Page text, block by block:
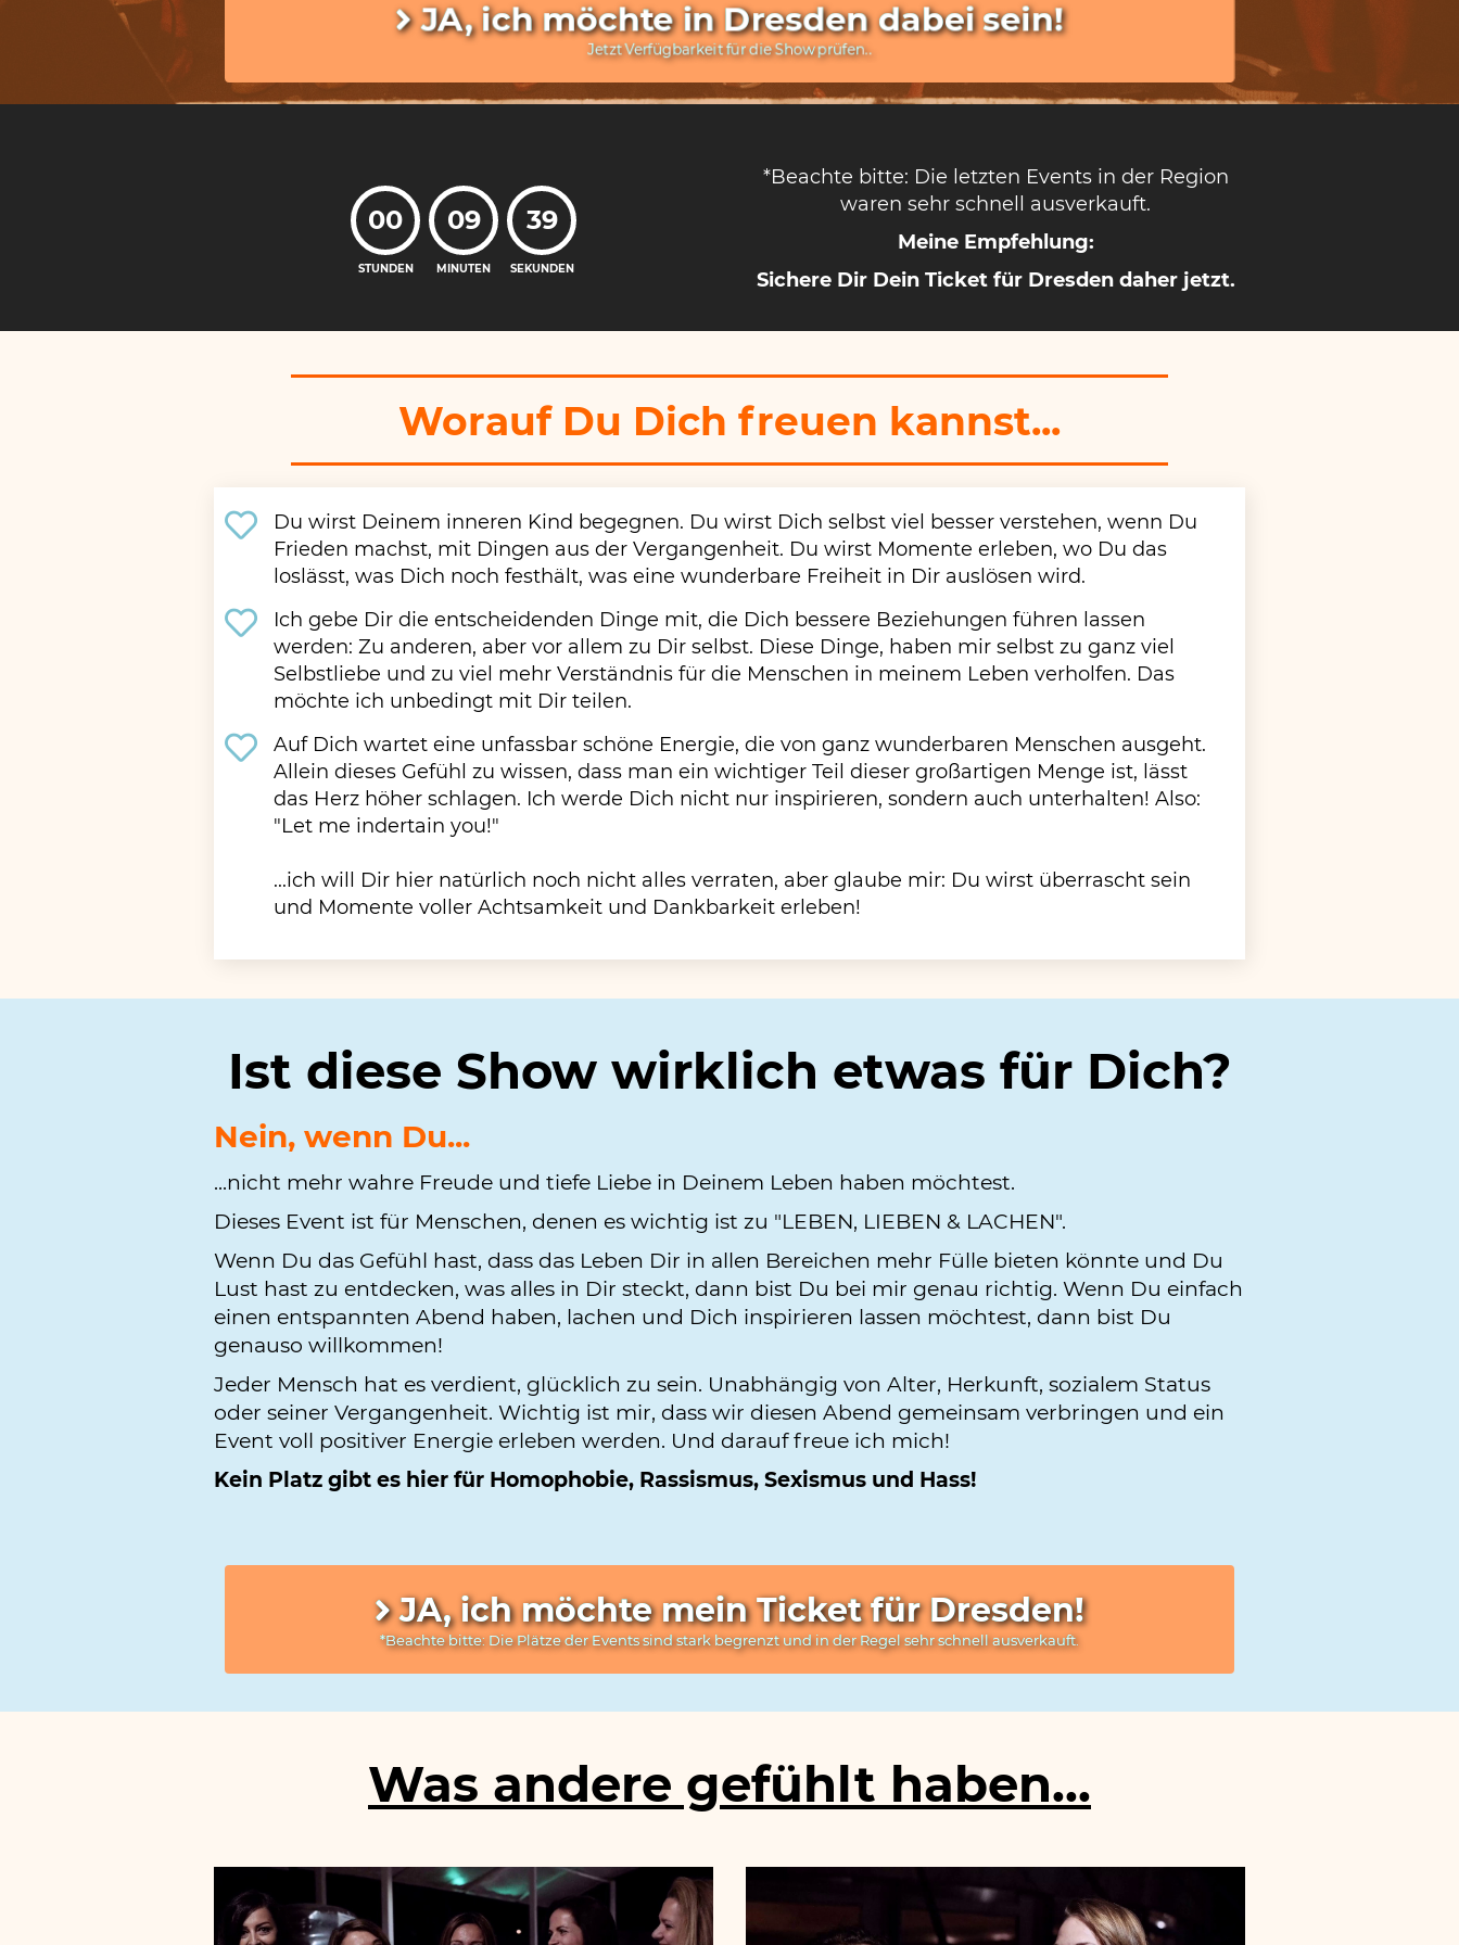
JA, ich möchte in Dresden dabei sein!
Jetzt Verfügbarkeit für die Show prüfen..
00
STUNDEN
09
MINUTEN
37
SEKUNDEN
*Beachte bitte: Die letzten Events in der Region
waren sehr schnell ausverkauft.
Meine Empfehlung:
Sichere Dir Dein Ticket für Dresden daher jetzt.
Worauf Du Dich freuen kannst...
Du wirst Deinem inneren Kind begegnen. Du wirst Dich selbst viel besser verstehen, wenn Du
Frieden machst, mit Dingen aus der Vergangenheit. Du wirst Momente erleben, wo Du das
loslässt, was Dich noch festhält, was eine wunderbare Freiheit in Dir auslösen wird.
Ich gebe Dir die entscheidenden Dinge mit, die Dich bessere Beziehungen führen lassen
werden: Zu anderen, aber vor allem zu Dir selbst. Diese Dinge, haben mir selbst zu ganz viel
Selbstliebe und zu viel mehr Verständnis für die Menschen in meinem Leben verholfen. Das
möchte ich unbedingt mit Dir teilen.
Auf Dich wartet eine unfassbar schöne Energie, die von ganz wunderbaren Menschen ausgeht.
Allein dieses Gefühl zu wissen, dass man ein wichtiger Teil dieser großartigen Menge ist, lässt
das Herz höher schlagen. Ich werde Dich nicht nur inspirieren, sondern auch unterhalten! Also:
"Let me indertain you!"
...ich will Dir hier natürlich noch nicht alles verraten, aber glaube mir: Du wirst überrascht sein
und Momente voller Achtsamkeit und Dankbarkeit erleben!
Ist diese Show wirklich etwas für Dich?
Nein, wenn Du...
...nicht mehr wahre Freude und tiefe Liebe in Deinem Leben haben möchtest.
Dieses Event ist für Menschen, denen es wichtig ist zu "LEBEN, LIEBEN & LACHEN".
Wenn Du das Gefühl hast, dass das Leben Dir in allen Bereichen mehr Fülle bieten könnte und Du
Lust hast zu entdecken, was alles in Dir steckt, dann bist Du bei mir genau richtig. Wenn Du einfach
einen entspannten Abend haben, lachen und Dich inspirieren lassen möchtest, dann bist Du
genauso willkommen!
Jeder Mensch hat es verdient, glücklich zu sein. Unabhängig von Alter, Herkunft, sozialem Status
oder seiner Vergangenheit. Wichtig ist mir, dass wir diesen Abend gemeinsam verbringen und ein
Event voll positiver Energie erleben werden. Und darauf freue ich mich!
Kein Platz gibt es hier für Homophobie, Rassismus, Sexismus und Hass!
JA, ich möchte mein Ticket für Dresden!
*Beachte bitte: Die Plätze der Events sind stark begrenzt und in der Regel sehr schnell ausverkauft.
Was andere gefühlt haben...